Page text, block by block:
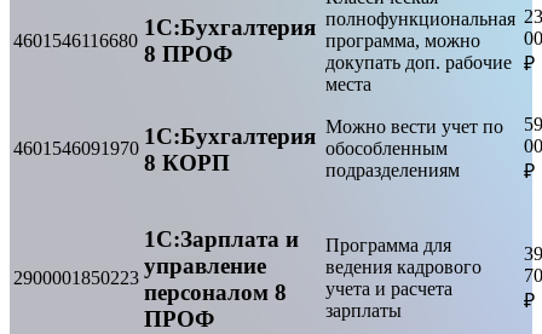
4601546116680
1С:Бухгалтерия
8 ПРОФ
полнофункциональная
программа, можно
докупать доп. рабочие
места
23
₽
4601546091970 1С:Бухгалтерия
8 КОРП
Можно вести учет по
обособленным
подразделениям
59
₽
2900001850223
1С:Зарплата и
управление
персоналом 8
ПРОФ
Программа для
ведения кадрового
учета и расчета
зарплаты
39
₽